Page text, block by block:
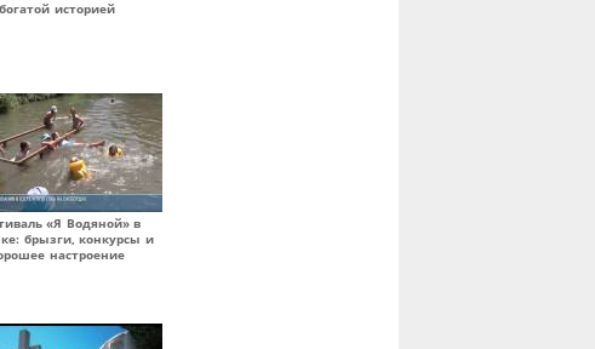
богатой историей
«Я Водяной» в
брызги, конкурсы и
настроение